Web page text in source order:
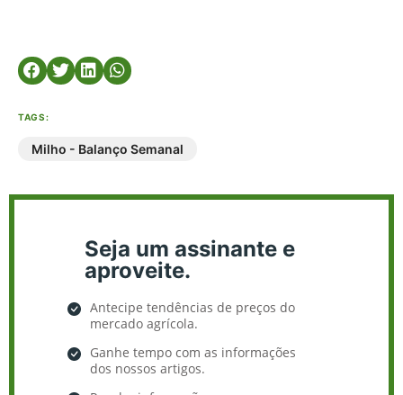
TAGS:
Milho - Balanço Semanal
Seja um assinante e
aproveite.
Antecipe tendências de preços do
mercado agrícola.
Ganhe tempo com as informações
dos nossos artigos.